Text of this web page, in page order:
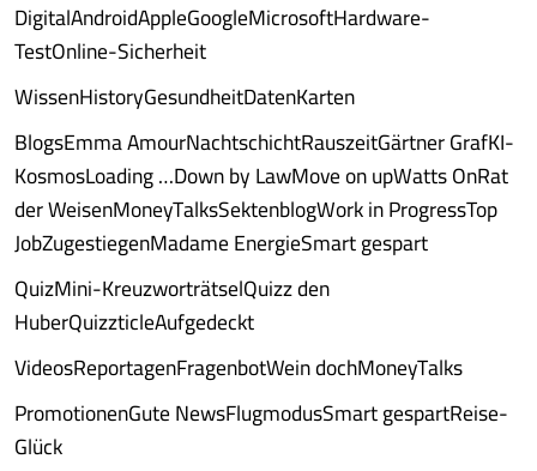
DigitalAndroidAppleGoogleMicrosoftHardware-
TestOnline-Sicherheit
WissenHistoryGesundheitDatenKarten
BlogsEmma AmourNachtschichtRauszeitGärtner GrafKI-
KosmosLoading …Down by LawMove on upWatts OnRat
der WeisenMoneyTalksSektenblogWork in ProgressTop
JobZugestiegenMadame EnergieSmart gespart
QuizMini-KreuzworträtselQuizz den
HuberQuizzticleAufgedeckt
VideosReportagenFragenbotWein dochMoneyTalks
PromotionenGute NewsFlugmodusSmart gespartReise-
Glück